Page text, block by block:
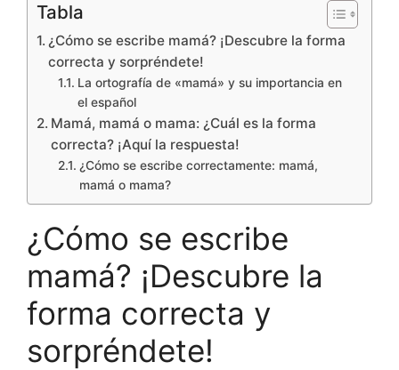
Tabla
¿Cómo se escribe mamá? ¡Descubre la forma
correcta y sorpréndete!
La ortografía de «mamá» y su importancia en
el español
Mamá, mamá o mama: ¿Cuál es la forma
correcta? ¡Aquí la respuesta!
¿Cómo se escribe correctamente: mamá,
mamá o mama?
¿Cómo se escribe
mamá? ¡Descubre la
forma correcta y
sorpréndete!